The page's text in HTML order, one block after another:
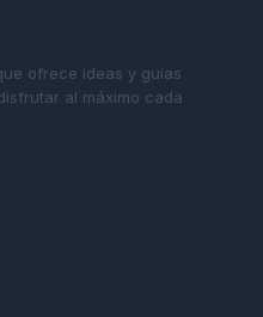
ofrece ideas y guías
al máximo cada